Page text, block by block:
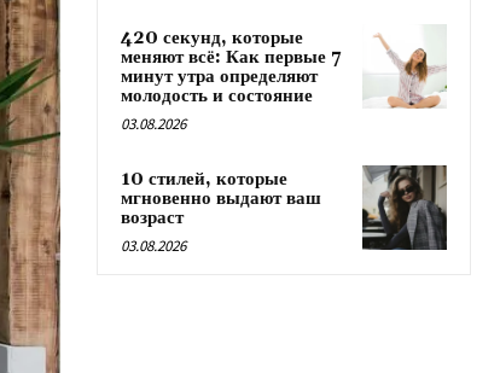
420 секунд, которые
меняют всё: Как первые 7
минут утра определяют
молодость и состояние
03.08.2026
10 стилей, которые
мгновенно выдают ваш
возраст
03.08.2026